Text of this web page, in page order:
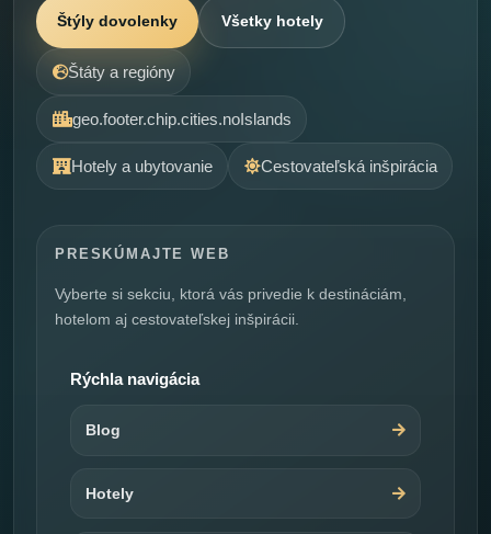
Štýly dovolenky Všetky hotely
Štáty a regióny
geo.footer.chip.cities.noIslands
Hotely a ubytovanie Cestovateľská inšpirácia
PRESKÚMAJTE WEB
Vyberte si sekciu, ktorá vás privedie k destináciám,
hotelom aj cestovateľskej inšpirácii.
Rýchla navigácia
Blog
Hotely